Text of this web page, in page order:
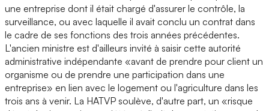
une entreprise dont il était chargé d'assurer le contrôle, la
surveillance, ou avec laquelle il avait conclu un contrat dans
le cadre de ses fonctions des trois années précédentes.
L'ancien ministre est d'ailleurs invité à saisir cette autorité
administrative indépendante «avant de prendre pour client un
organisme ou de prendre une participation dans une
entreprise» en lien avec le logement ou l'agriculture dans les
trois ans à venir. La HATVP soulève, d'autre part, un «risque